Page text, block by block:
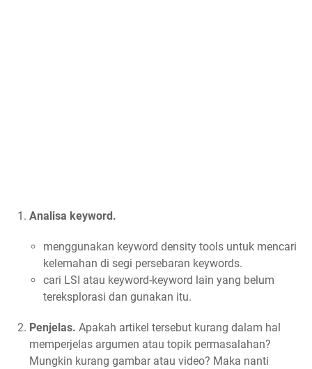
Analisa keyword.
menggunakan keyword density tools untuk mencari
kelemahan di segi persebaran keywords.
cari LSI atau keyword-keyword lain yang belum
tereksplorasi dan gunakan itu.
Penjelas. Apakah artikel tersebut kurang dalam hal
memperjelas argumen atau topik permasalahan?
Mungkin kurang gambar atau video? Maka nanti